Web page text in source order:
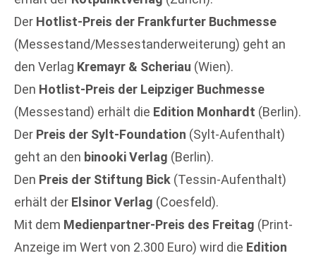
Der Hotlist-Preis der Frankfurter Buchmesse
(Messestand/Messestanderweiterung) geht an
den Verlag Kremayr & Scheriau (Wien).
Den Hotlist-Preis der Leipziger Buchmesse
(Messestand) erhält die Edition Monhardt (Berlin).
Der Preis der Sylt-Foundation (Sylt-Aufenthalt)
geht an den binooki Verlag (Berlin).
Den Preis der Stiftung Bick (Tessin-Aufenthalt)
erhält der Elsinor Verlag (Coesfeld).
Mit dem Medienpartner-Preis des Freitag (Print-
Anzeige im Wert von 2.300 Euro) wird die Edition